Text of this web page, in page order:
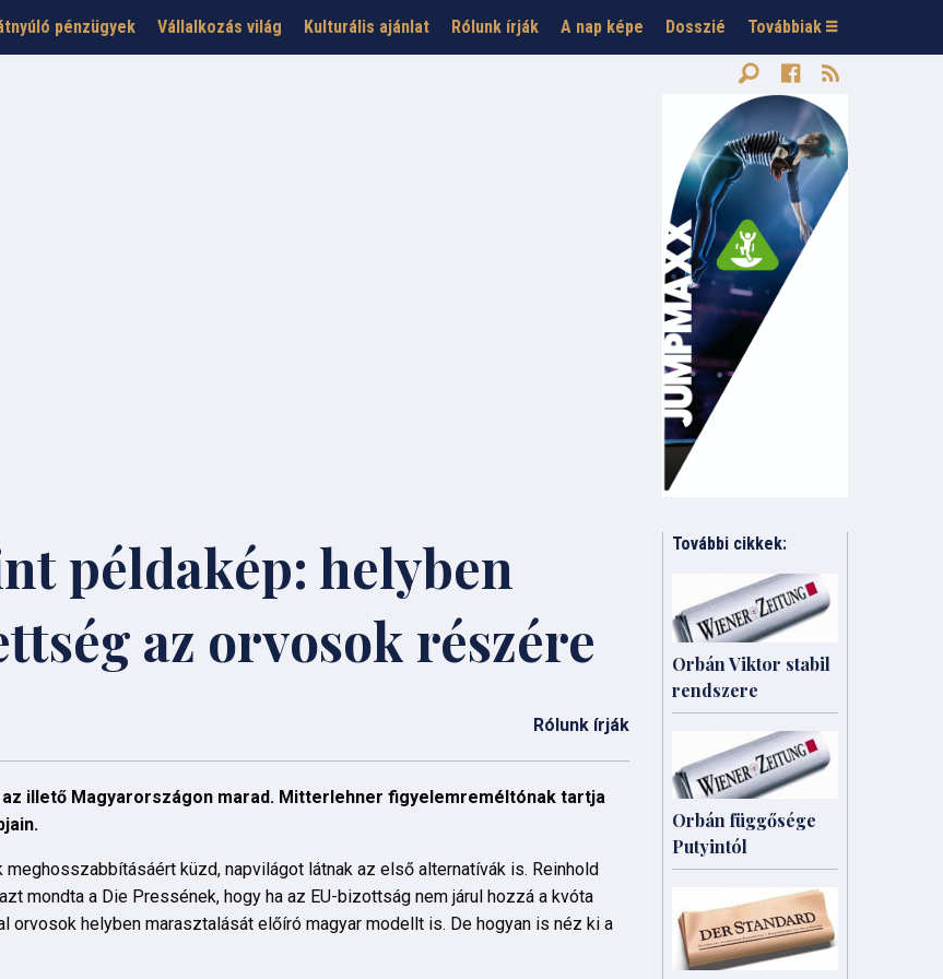
pénzügyek Vállalkozás világ Kulturális ajánlat Rólunk írják A nap képe Dosszié Továbbiak
példakép: helyben
az orvosok részére
Rólunk írják
illető Magyarországon marad. Mitterlehner figyelemreméltónak tartja
küzd, napvilágot látnak az első alternatívák is. Reinhold
mondta a Die Pressének, hogy ha az EU-bizottság nem járul hozzá a kvóta
helyben marasztalását előíró magyar modellt is. De hogyan is néz ki a
További cikkek:
Orbán Viktor stabil
rendszere
Orbán függősége
Putyintól